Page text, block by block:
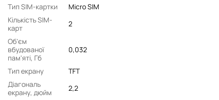
Тип SIM-картки
Micro SIM
Кількість SIM-
карт
2
Об'єм
вбудованої
пам'яті, Гб
0,032
Тип екрану
TFT
Діагональ
екрану, дюйм
2,2